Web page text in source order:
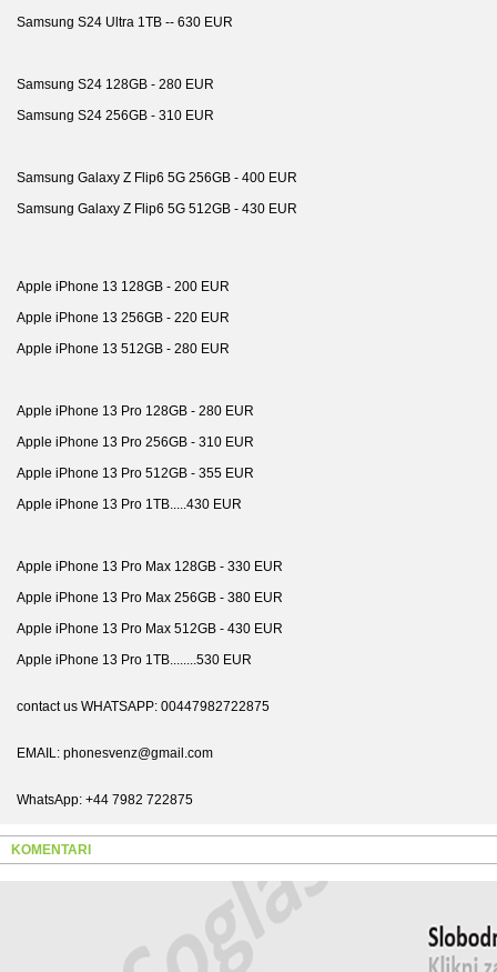
Samsung S24 Ultra 1TB -- 630 EUR
Samsung S24 128GB - 280 EUR
Samsung S24 256GB - 310 EUR
Samsung Galaxy Z Flip6 5G 256GB - 400 EUR
Samsung Galaxy Z Flip6 5G 512GB - 430 EUR
Apple iPhone 13 128GB - 200 EUR
Apple iPhone 13 256GB - 220 EUR
Apple iPhone 13 512GB - 280 EUR
Apple iPhone 13 Pro 128GB - 280 EUR
Apple iPhone 13 Pro 256GB - 310 EUR
Apple iPhone 13 Pro 512GB - 355 EUR
Apple iPhone 13 Pro 1TB.....430 EUR
Apple iPhone 13 Pro Max 128GB - 330 EUR
Apple iPhone 13 Pro Max 256GB - 380 EUR
Apple iPhone 13 Pro Max 512GB - 430 EUR
Apple iPhone 13 Pro 1TB........530 EUR
contact us WHATSAPP: 00447982722875
EMAIL: phonesvenz@gmail.com
WhatsApp: +44 7982 722875
KOMENTARI